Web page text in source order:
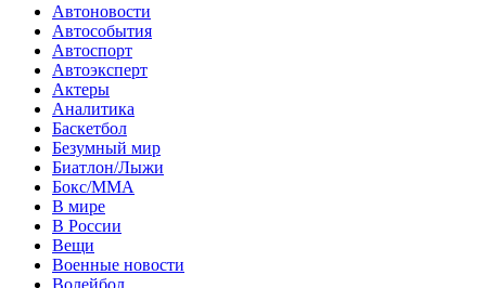
Автоновости
Автособытия
Автоспорт
Автоэксперт
Актеры
Аналитика
Баскетбол
Безумный мир
Биатлон/Лыжи
Бокс/MMA
В мире
В России
Вещи
Военные новости
Волейбол